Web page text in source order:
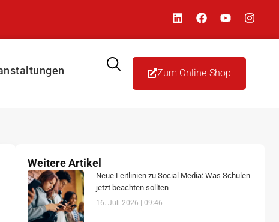
Zum Online-Shop
Weitere Artikel
Neue Leitlinien zu Social Media: Was Schulen
jetzt beachten sollten
16. Juli 2026 09:46